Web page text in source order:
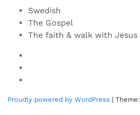
Swedish
The Gospel
The faith & walk with Jesus
Proudly powered by WordPress | Theme: